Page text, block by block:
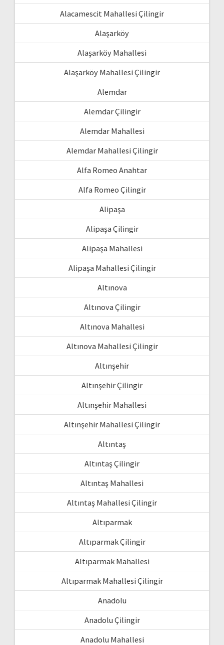
Alacamescit Mahallesi Çilingir
Alaşarköy
Alaşarköy Mahallesi
Alaşarköy Mahallesi Çilingir
Alemdar
Alemdar Çilingir
Alemdar Mahallesi
Alemdar Mahallesi Çilingir
Alfa Romeo Anahtar
Alfa Romeo Çilingir
Alipaşa
Alipaşa Çilingir
Alipaşa Mahallesi
Alipaşa Mahallesi Çilingir
Altınova
Altınova Çilingir
Altınova Mahallesi
Altınova Mahallesi Çilingir
Altınşehir
Altınşehir Çilingir
Altınşehir Mahallesi
Altınşehir Mahallesi Çilingir
Altıntaş
Altıntaş Çilingir
Altıntaş Mahallesi
Altıntaş Mahallesi Çilingir
Altıparmak
Altıparmak Çilingir
Altıparmak Mahallesi
Altıparmak Mahallesi Çilingir
Anadolu
Anadolu Çilingir
Anadolu Mahallesi